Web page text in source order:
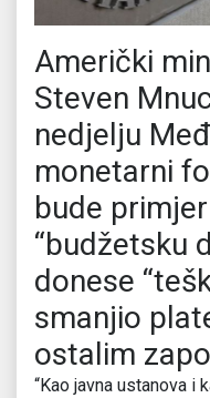
Američki
Steven
nedjelju
monetarni
bude
“budžetsku
donese
smanjio
ostalim
“Kao javna ustanova i